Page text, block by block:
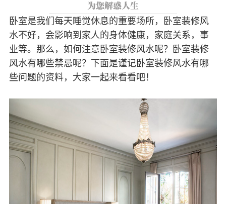
卧室是我们每天睡觉休息的重要场所，卧室装修风
水不好，会影响到家人的身体健康，家庭关系，事
业等。那么，如何注意卧室装修风水呢？卧室装修
风水有哪些禁忌呢？下面是谨记卧室装修风水有哪
些问题的资料，大家一起来看看吧！